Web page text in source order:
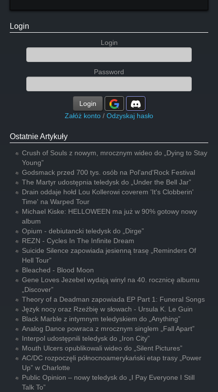
Login
Login
Password
Login
Załóż konto / Odzyskaj hasło
Ostatnie Artykuły
Crush of Souls z nowym, mrocznym wideo do „Dying to Stay
Young”
Godsmack przed 700 tys. osób na Pol'and'Rock Festival
The Martyr udostępnia teledysk do „Under the Bell Jar”
Drain oddaje hołd Lou Kollerowi coverem 'It's Clobberin'
Time' na Warped Tour
Michael Kiske: HELLOWEEN ma już w 90% gotowy nowy
album
Opium - debiutancki teledysk do „Dirge”
REZN - Cycles In The Infinite Dream
Suicide Silence zapowiada jesienną trasę „Reminders Of
Hell Tour”
Bleached - Blood Moon
Gene Loves Jezebel wydają winyl na 40. rocznicę albumu
„Discover”
Theory of a Deadman zapowiada EP Part 1: Funeral Songs
Język nocy oraz Rzeźbię w słowach - Ursula K. Le Guin
Black Marble z intymnym teledyskiem do „Anything”
Analog Dance powraca z mrocznym singlem „Fall Apart”
Interpol udostępnili teledysk do „Iron City”
Mouth Ulcers opublikowali wideo do „Silent Pictures”
AC/DC rozpoczęli północnoamerykański etap trasy „Power
Up” w Charlotte
Public Opinion – nowy teledysk do „I Pay Everyone I Still
Talk To”